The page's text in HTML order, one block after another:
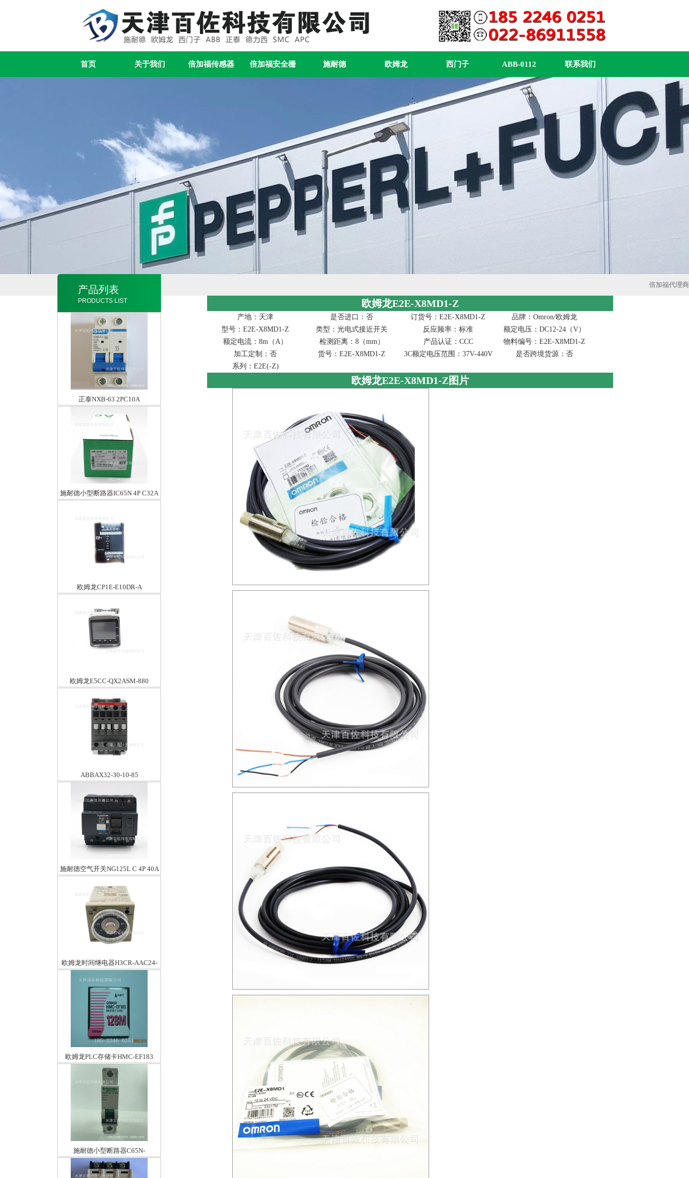
首页 关于我们 倍加福传感器 倍加福安全栅 施耐德 欧姆龙 西门子 ABB-0112 联系我们
产品列表
PRODUCTS LIST
正泰NXB-63 2PC10A
施耐德小型断路器IC65N 4P C32A
欧姆龙CP1E-E10DR-A
欧姆龙E5CC-QX2ASM-880
ABBAX32-30-10-85
施耐德空气开关NG125L C 4P 40A
欧姆龙时间继电器H3CR-AAC24-
48/DC12-48
欧姆龙PLC存储卡HMC-EF183
施耐德小型断路器C65N-
DC1PC20A
倍加福代理商
欧姆龙E2E-X8MD1-Z
产地：天津 是否进口：否 订货号：E2E-X8MD1-Z
品牌：Omron/欧姆龙
型号：E2E-X8MD1-Z
类型：光电式接近开关 反应频率：标准
额定电压：DC12-24（V）
额定电流：8m（A）
检测距离：8（mm） 产品认证：CCC
物料编号：E2E-X8MD1-Z
加工定制：否
货号：E2E-X8MD1-Z 3C额定电压范围：37V-440V
是否跨境货源：否
系列：E2E(-Z)
欧姆龙E2E-X8MD1-Z图片